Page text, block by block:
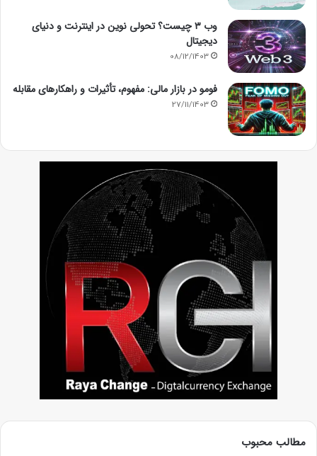
وب ۳ چیست؟ تحولی نوین در اینترنت و دنیای
دیجیتال
08/12/1403
فومو در بازار مالی: مفهوم، تأثیرات و راهکارهای مقابله
27/11/1403
مطالب محبوب